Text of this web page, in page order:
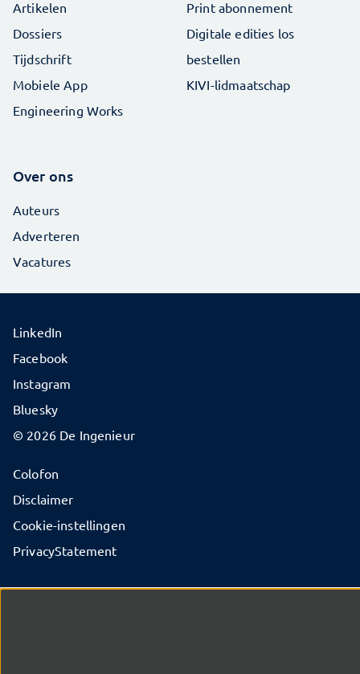
Artikelen
Dossiers
Tijdschrift
Mobiele App
Engineering Works
Print abonnement
Digitale edities los
bestellen
KIVI-lidmaatschap
Over ons
Auteurs
Adverteren
Vacatures
© 2026 De Ingenieur
Colofon
Disclaimer
Cookie-instellingen
PrivacyStatement
LinkedIn
Facebook
Instagram
Bluesky